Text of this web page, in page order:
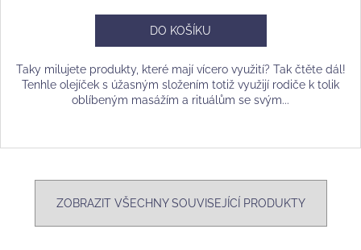
DO KOŠÍKU
Taky milujete produkty, které mají vícero využití? Tak čtěte dál!
Tenhle olejíček s úžasným složením totiž využijí rodiče k tolik
oblíbeným masážím a rituálům se svým...
ZOBRAZIT VŠECHNY SOUVISEJÍCÍ PRODUKTY